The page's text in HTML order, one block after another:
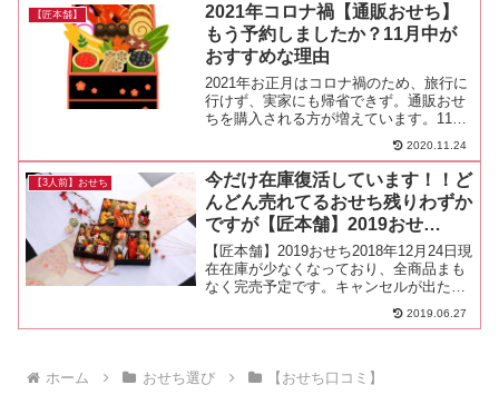
【匠本舗】
2021年コロナ禍【通販おせち】
もう予約しましたか？11月中が
おすすめな理由
2021年お正月はコロナ禍のため、旅行に
行けず、実家にも帰省できず。通販おせ
ちを購入される方が増えています。11月
はこのサイトでも一押しの『どんどん売
れてる匠本舗の料亭おせち』早割価格で
買えるのが11月30日までです。今年は、
通販でおせちを...
2020.11.24
【3人前】おせち
今だけ在庫復活しています！！ど
んどん売れてるおせち残りわずか
ですが【匠本舗】2019おせ
ち！！
【匠本舗】2019おせち2018年12月24日現
在在庫が少なくなっており、全商品まも
なく完売予定です。キャンセルが出たの
か完売していた、おせちが復活していま
す。↓現在の在庫状況を確認！！【匠本
2019.06.27
ホーム おせち選び 【おせち口コミ】